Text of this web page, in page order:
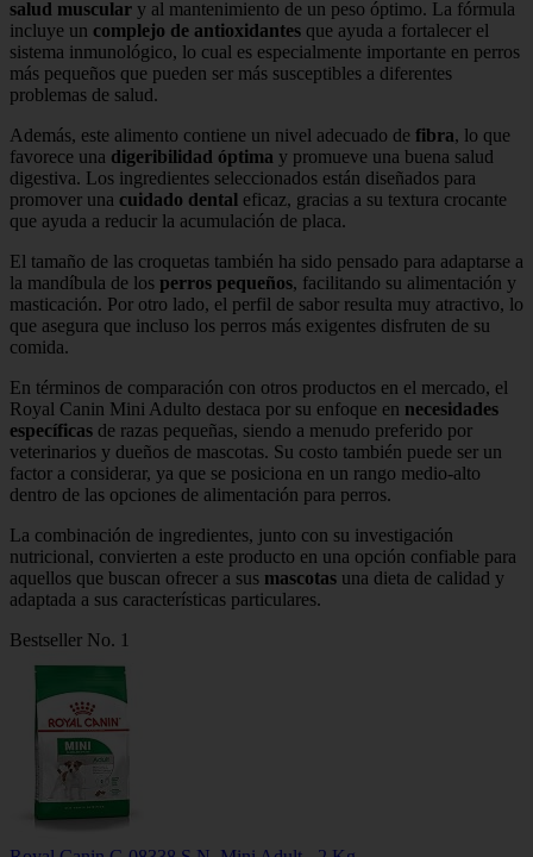
salud muscular y al mantenimiento de un peso óptimo. La fórmula
incluye un complejo de antioxidantes que ayuda a fortalecer el
sistema inmunológico, lo cual es especialmente importante en perros
más pequeños que pueden ser más susceptibles a diferentes
problemas de salud.
Además, este alimento contiene un nivel adecuado de fibra, lo que
favorece una digeribilidad óptima y promueve una buena salud
digestiva. Los ingredientes seleccionados están diseñados para
promover una cuidado dental eficaz, gracias a su textura crocante
que ayuda a reducir la acumulación de placa.
El tamaño de las croquetas también ha sido pensado para adaptarse a
la mandíbula de los perros pequeños, facilitando su alimentación y
masticación. Por otro lado, el perfil de sabor resulta muy atractivo, lo
que asegura que incluso los perros más exigentes disfruten de su
comida.
En términos de comparación con otros productos en el mercado, el
Royal Canin Mini Adulto destaca por su enfoque en necesidades
específicas de razas pequeñas, siendo a menudo preferido por
veterinarios y dueños de mascotas. Su costo también puede ser un
factor a considerar, ya que se posiciona en un rango medio-alto
dentro de las opciones de alimentación para perros.
La combinación de ingredientes, junto con su investigación
nutricional, convierten a este producto en una opción confiable para
aquellos que buscan ofrecer a sus mascotas una dieta de calidad y
adaptada a sus características particulares.
Bestseller No. 1